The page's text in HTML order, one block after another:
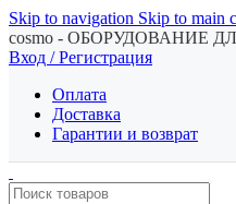
Skip to navigation Skip to main
cosmo - ОБОРУДОВАНИЕ
Вход / Регистрация
Оплата
Доставка
Гарантии и возврат